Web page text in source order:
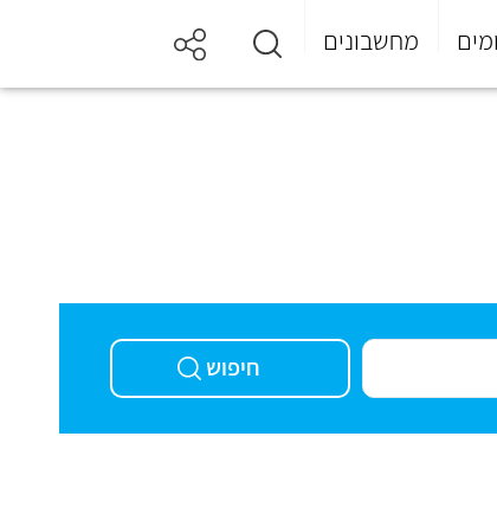
מחשבונים
חיפוש